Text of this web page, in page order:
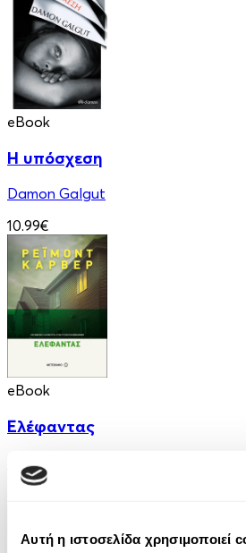
Αυτή η ιστοσελίδα χρησιμοποιεί
eBook
Η υπόσχεση
Damon Galgut
10.99€
eBook
Ελέφαντας
Ρέιμοντ Κάρβερ